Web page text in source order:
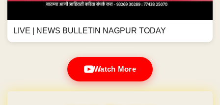
LIVE | NEWS BULLETIN NAGPUR TODAY
Watch More